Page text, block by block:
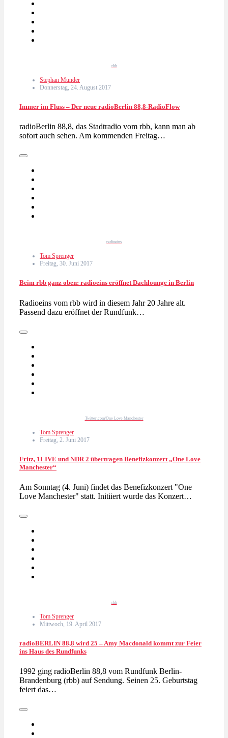
rbb
Stephan Munder
Donnerstag, 24. August 2017
Immer im Fluss – Der neue radioBerlin 88,8-RadioFlow
radioBerlin 88,8, das Stadtradio vom rbb, kann man ab
sofort auch sehen. Am kommenden Freitag…
radioeins
Tom Sprenger
Freitag, 30. Juni 2017
Beim rbb ganz oben: radioeins eröffnet Dachlounge in Berlin
Radioeins vom rbb wird in diesem Jahr 20 Jahre alt.
Passend dazu eröffnet der Rundfunk…
Twitter.com/One Love Manchester
Tom Sprenger
Freitag, 2. Juni 2017
Fritz, 1LIVE und NDR 2 übertragen Benefizkonzert „One Love
Manchester“
Am Sonntag (4. Juni) findet das Benefizkonzert "One
Love Manchester" statt. Initiiert wurde das Konzert…
rbb
Tom Sprenger
Mittwoch, 19. April 2017
radioBERLIN 88,8 wird 25 – Amy Macdonald kommt zur Feier
ins Haus des Rundfunks
1992 ging radioBerlin 88,8 vom Rundfunk Berlin-
Brandenburg (rbb) auf Sendung. Seinen 25. Geburtstag
feiert das…